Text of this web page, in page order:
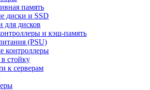
память
диски и SSD
для дисков
и кэш-память
(PSU)
контроллеры
стойку
к серверам